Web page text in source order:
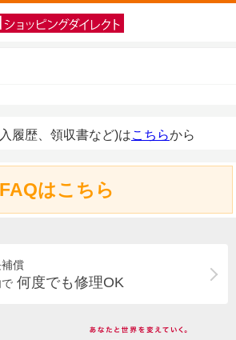
履歴、領収書など)はこちらから
FAQはこちら
償
何度でも修理OK